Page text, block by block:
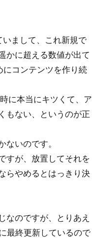
まして、これ新規で
かに超える数値が出て
にコンテンツを作り続
に本当にキツくて、ア
もない、というのが正
いのです。
すが、放置してそれを
らやめるとはっきり決
なのですが、とりあえ
最終更新しているので